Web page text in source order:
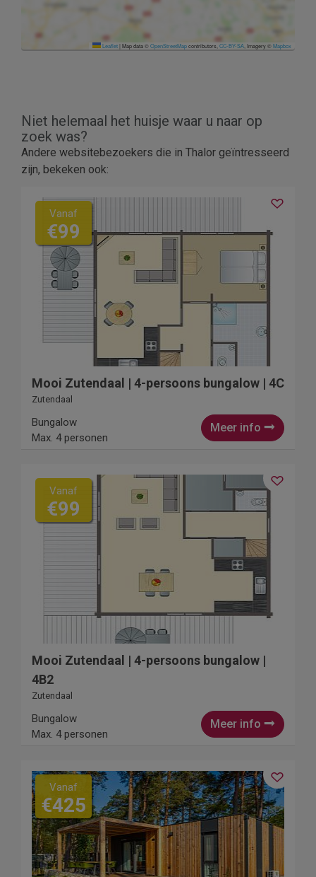
Leaflet| Map data ©OpenStreetMapcontributors,CC-BY-SA, Imagery ©Mapbox
Niet helemaal het huisje waar u naar op
zoek was?
Andere websitebezoekers die in Thalor geïntresseerd
zijn, bekeken ook:
Vanaf
€99
Mooi Zutendaal | 4-persoons bungalow | 4C
Zutendaal
Meer info
Bungalow
Max. 4 personen
Vanaf
€99
Mooi Zutendaal | 4-persoons bungalow |
4B2
Zutendaal
Meer info
Bungalow
Max. 4 personen
Vanaf
€425